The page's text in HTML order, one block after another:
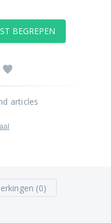
BEGREPEN
articles
(0)